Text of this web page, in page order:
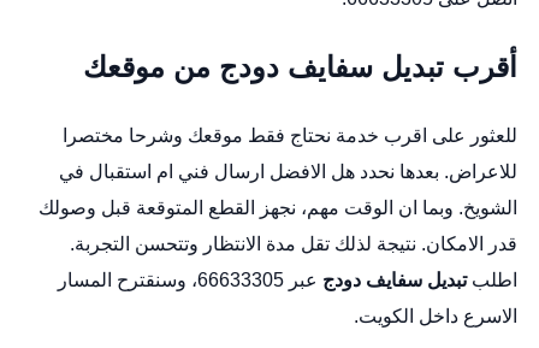
أقرب تبديل سفايف دودج من موقعك
للعثور على اقرب خدمة نحتاج فقط موقعك وشرحا مختصرا
للاعراض. بعدها نحدد هل الافضل ارسال فني ام استقبال في
الشويخ. وبما ان الوقت مهم، نجهز القطع المتوقعة قبل وصولك
قدر الامكان. نتيجة لذلك تقل مدة الانتظار وتتحسن التجربة.
اطلبتبديل سفايف دودج
عبر 66633305، وسنقترح المسار
الاسرع داخل الكويت.